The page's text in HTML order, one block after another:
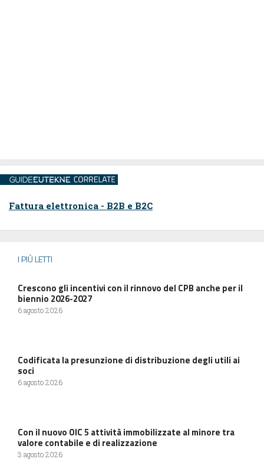
Fattura elettronica - B2B e B2C
I PIÙ LETTI
Crescono gli incentivi con il rinnovo del CPB anche per il
biennio 2026-2027
6 agosto 2026
Codificata la presunzione di distribuzione degli utili ai
soci
6 agosto 2026
Con il nuovo OIC 5 attività immobilizzate al minore tra
valore contabile e di realizzazione
3 agosto 2026